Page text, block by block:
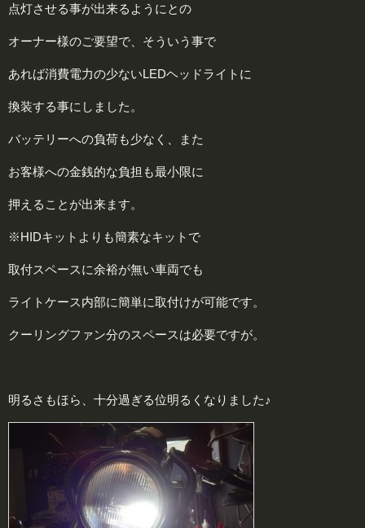
点灯させる事が出来るようにとの
オーナー様のご要望で、そういう事で
あれば消費電力の少ないLEDヘッドライトに
換装する事にしました。
バッテリーへの負荷も少なく、また
お客様への金銭的な負担も最小限に
押えることが出来ます。
※HIDキットよりも簡素なキットで
取付スペースに余裕が無い車両でも
ライトケース内部に簡単に取付けが可能です。
クーリングファン分のスペースは必要ですが。
明るさもほら、十分過ぎる位明るくなりました♪